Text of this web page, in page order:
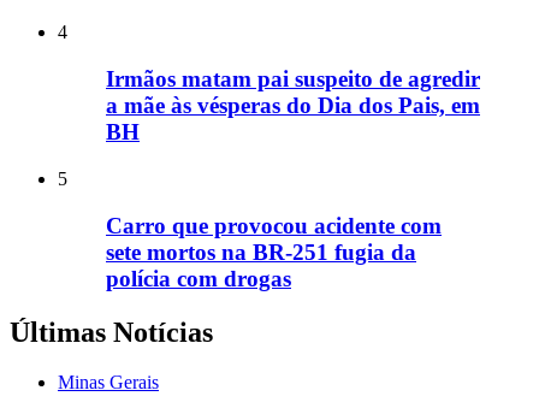
4
Irmãos matam pai suspeito de agredir
a mãe às vésperas do Dia dos Pais, em
BH
5
Carro que provocou acidente com
sete mortos na BR-251 fugia da
polícia com drogas
Últimas Notícias
Minas Gerais